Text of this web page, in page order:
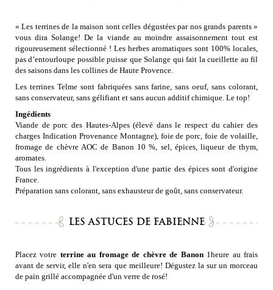
« Les terrines de la maison sont celles dégustées par nos grands parents »
vous dira Solange! De la viande au moindre assaisonnement tout est
rigoureusement sélectionné ! Les herbes aromatiques sont 100% locales,
pas d’entourloupe possible puisse que Solange qui fait la cueillette au fil
des saisons dans les collines de Haute Provence.
Les terrines Telme sont fabriquées sans farine, sans oeuf, sans colorant,
sans conservateur, sans gélifiant et sans aucun additif chimique. Le top!
Ingédients
Viande de porc des Hautes-Alpes (élevé dans le respect du cahier des
charges Indication Provenance Montagne), foie de porc, foie de volaille,
fromage de chèvre AOC de Banon 10 %, sel, épices, liqueur de thym,
aromates.
Tous les ingrédients à l'exception d'une partie des épices sont d'origine
France.
Préparation sans colorant, sans exhausteur de goût, sans conservateur.
LES ASTUCES DE FABIENNE
Placez votre terrine au fromage de chèvre de Banon 1heure au frais
avant de servir, elle n'en sera que meilleure! Dégustez la sur un morceau
de pain grillé accompagnée d'un verre de rosé!